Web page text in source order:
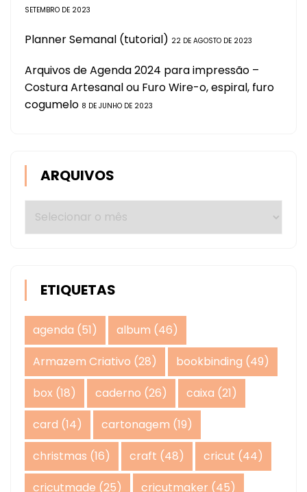
SETEMBRO DE 2023
Planner Semanal (tutorial) 22 DE AGOSTO DE 2023
Arquivos de Agenda 2024 para impressão –
Costura Artesanal ou Furo Wire-o, espiral, furo
cogumelo 8 DE JUNHO DE 2023
ARQUIVOS
Arquivos
ETIQUETAS
agenda (51) album (46)
Armazem Criativo (28) bookbinding (49)
box (18) caderno (26) caixa (21)
card (14) cartonagem (19)
christmas (16) craft (48) cricut (44)
cricutmade (25) cricutmaker (45)